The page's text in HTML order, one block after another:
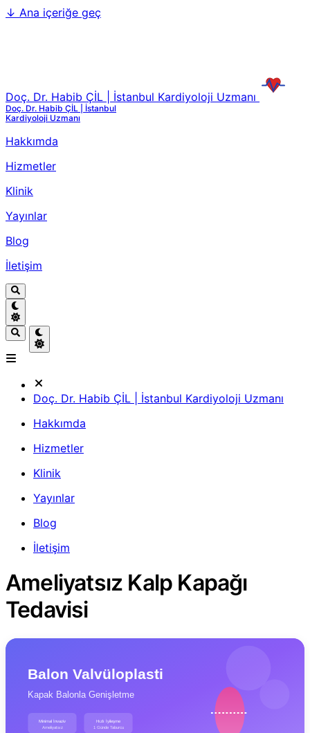
↓ Ana içeriğe geç
Doç. Dr. Habib ÇİL | İstanbul Kardiyoloji Uzmanı
Doç. Dr. Habib ÇİL | İstanbul
Kardiyoloji Uzmanı
Hakkımda
Hizmetler
Klinik
Yayınlar
Blog
İletişim
Doç. Dr. Habib ÇİL | İstanbul Kardiyoloji Uzmanı
Hakkımda
Hizmetler
Klinik
Yayınlar
Blog
İletişim
Ameliyatsız Kalp Kapağı
Tedavisi